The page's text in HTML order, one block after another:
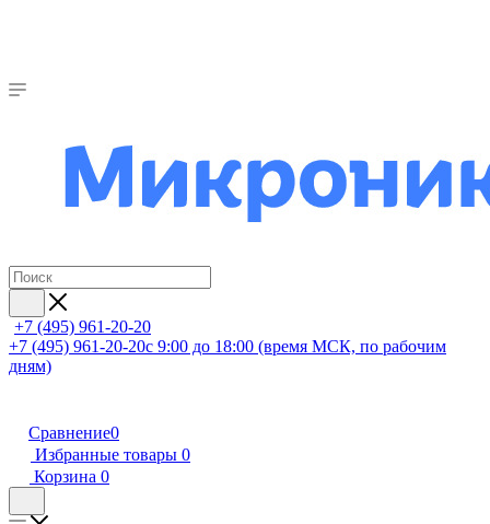
+7 (495) 961-20-20
+7 (495) 961-20-20с 9:00 до 18:00 (время МСК, по рабочим
дням)
Сравнение0
Избранные товары 0
Корзина 0